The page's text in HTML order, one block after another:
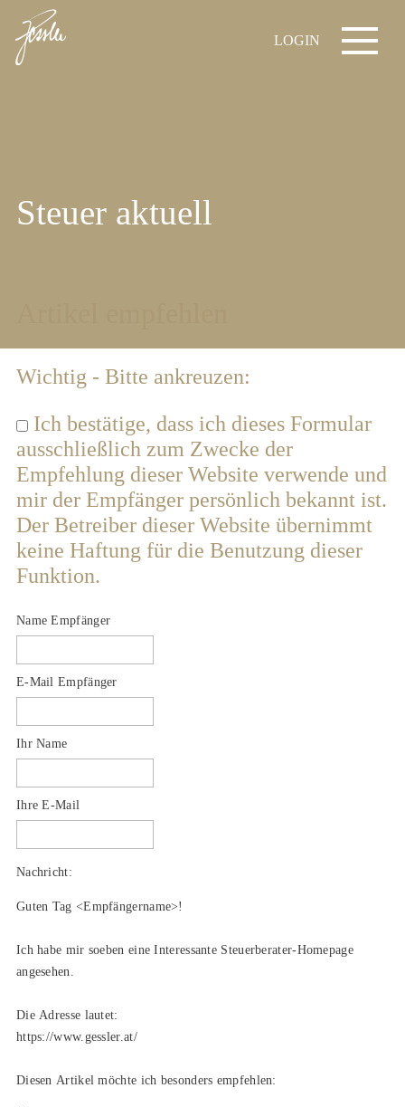
LOGIN
Steuer aktuell
Wichtig - Bitte ankreuzen:
Ich bestätige, dass ich dieses Formular
ausschließlich zum Zwecke der
Empfehlung dieser Website verwende und
mir der Empfänger persönlich bekannt ist.
Der Betreiber dieser Website übernimmt
keine Haftung für die Benutzung dieser
Funktion.
Name Empfänger
E-Mail Empfänger
Ihr Name
Ihre E-Mail
Nachricht:
Guten Tag <Empfängername>!
Ich habe mir soeben eine Interessante Steuerberater-Homepage
angesehen.
Die Adresse lautet:
https://www.gessler.at/
Diesen Artikel möchte ich besonders empfehlen: